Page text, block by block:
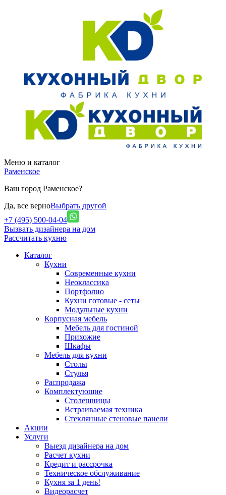
Меню и каталог
Раменское
Ваш город Раменское?
Да, все верноВыбрать другой
+7 (495) 500-04-04
Вызвать дизайнера на дом
Рассчитать кухню
Каталог
Кухни
Современные кухни
Неоклассика
Портфолио
Кухни готовые - сеты
Модульные кухни
Корпусная мебель
Мебель для гостиной
Прихожие
Шкафы
Мебель для кухни
Столы
Стулья
Распродажа
Комплектующие
Столешницы
Встраиваемая техника
Стеклянные стеновые панели
Акции
Услуги
Выезд дизайнера на дом
Расчет кухни
Кредит и рассрочка
Техническое обслуживание
Кухня за 1 день!
Видеорасчет